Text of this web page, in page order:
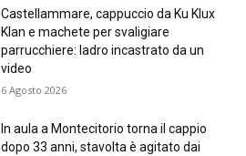
Castellammare, cappuccio da Ku Klux
Klan e machete per svaligiare
parrucchiere: ladro incastrato da un
video
6 Agosto 2026
In aula a Montecitorio torna il cappio
dopo 33 anni, stavolta è agitato dai